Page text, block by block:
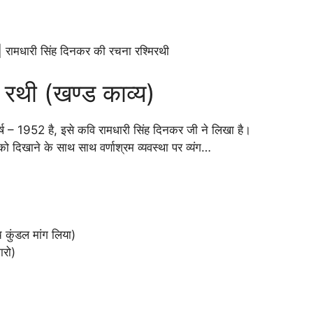
सिंह दिनकर की रचना रश्मिरथी
रथी (खण्ड काव्य)
– 1952 है, इसे कवि रामधारी सिंह दिनकर जी ने लिखा है।
दिखाने के साथ साथ वर्णाश्रम व्यवस्था पर व्यंग…
कुंडल मांग लिया)